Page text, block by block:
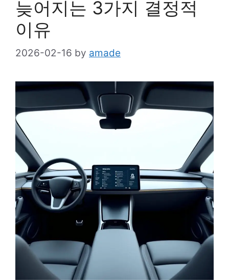
늦어지는 3가지 결정적
이유
2026-02-16 by amade